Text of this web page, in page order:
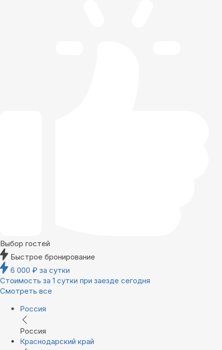
Выбор гостей
Быстрое бронирование
6 000 ₽ за сутки
Стоимость за 1 сутки при заезде сегодня
Смотреть все
Россия
Россия
Краснодарский край